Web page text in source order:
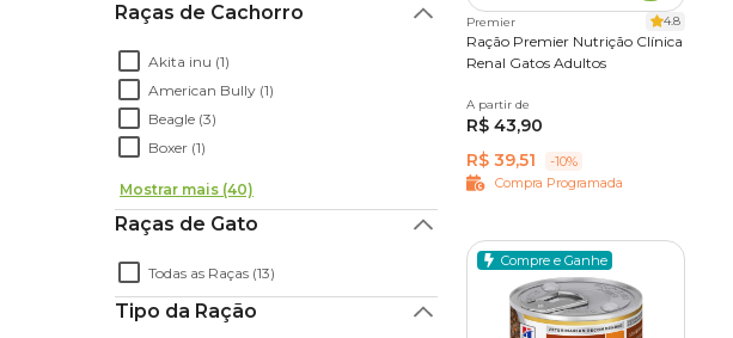
Raças de Cachorro
Akita inu (1)
American Bully (1)
Beagle (3)
Boxer (1)
Mostrar mais (40)
Raças de Gato
Todas as Raças (13)
Tipo da Ração
Premier 4.8
Ração Premier Nutrição Clínica
Renal Gatos Adultos
500 g
A partir de
R$ 43,90
R$ 39,51
-10%
Compra Programada
Compre e Ganhe